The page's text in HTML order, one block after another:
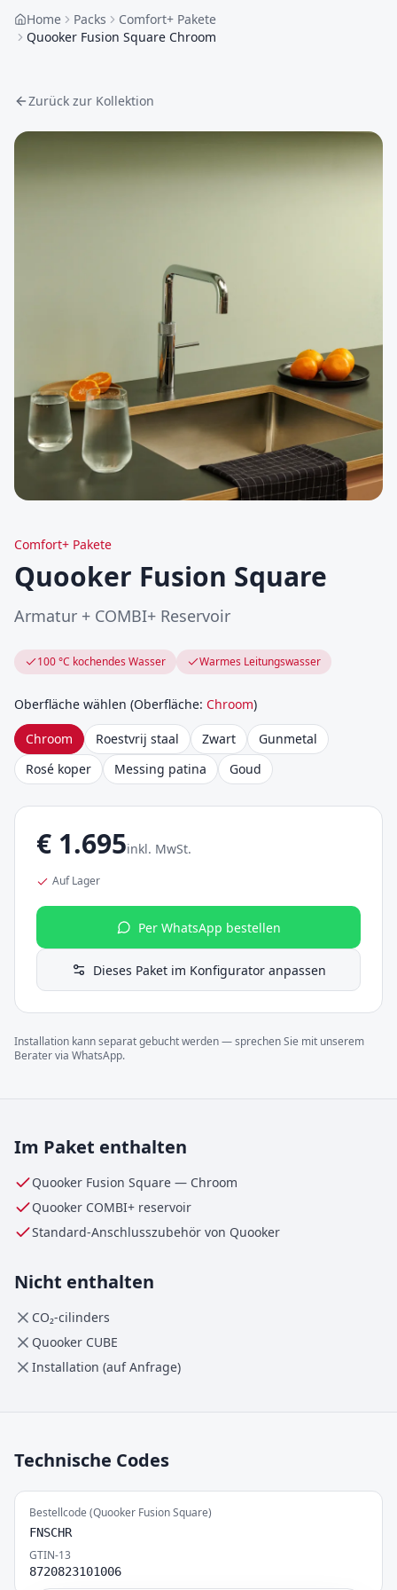
Home Packs
Comfort+ Pakete
Quooker Fusion Square Chroom
Zurück zur Kollektion
Comfort+ Pakete
Quooker Fusion Square
Armatur + COMBI+ Reservoir
100 °C kochendes Wasser Warmes Leitungswasser
Oberfläche wählen (Oberfläche: Chroom)
Chroom Roestvrij staal Zwart
Gunmetal
Rosé koper
Messing patina Goud
€ 1.695inkl. MwSt.
Auf Lager
Per WhatsApp bestellen
Dieses Paket im Konfigurator anpassen
Installation kann separat gebucht werden — sprechen Sie mit unserem
Berater via WhatsApp.
Im Paket enthalten
Quooker Fusion Square — Chroom
Quooker COMBI+ reservoir
Standard-Anschlusszubehör von Quooker
Nicht enthalten
CO₂-cilinders
Quooker CUBE
Installation (auf Anfrage)
Technische Codes
Bestellcode (Quooker Fusion Square)
FNSCHR
GTIN-13
8720823101006